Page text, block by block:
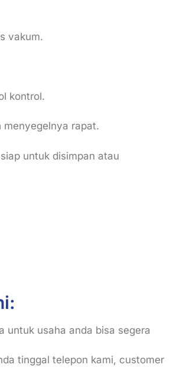
vakum.
kontrol.
menyegelnya rapat.
untuk disimpan atau
untuk usaha anda bisa segera
tinggal telepon kami, customer